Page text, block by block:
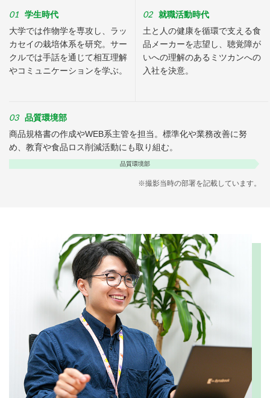
01
学生時代
大学では作物学を専攻し、ラッ
カセイの栽培体系を研究。サー
クルでは手話を通じて相互理解
やコミュニケーションを学ぶ。
02
就職活動時代
土と人の健康を循環で支える食
品メーカーを志望し、聴覚障が
いへの理解のあるミツカンへの
入社を決意。
03
品質環境部
商品規格書の作成やWEB系主管を担当。標準化や業務改善に努
め、教育や食品ロス削減活動にも取り組む。
品質環境部
※撮影当時の部署を記載しています。